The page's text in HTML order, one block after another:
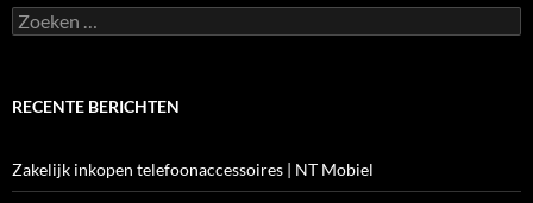
Zoeken
naar:
RECENTE BERICHTEN
Zakelijk inkopen telefoonaccessoires | NT Mobiel